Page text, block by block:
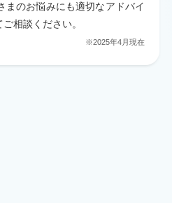
まのお悩みにも適切なアドバイ
相談ください。
※2025年4月現在